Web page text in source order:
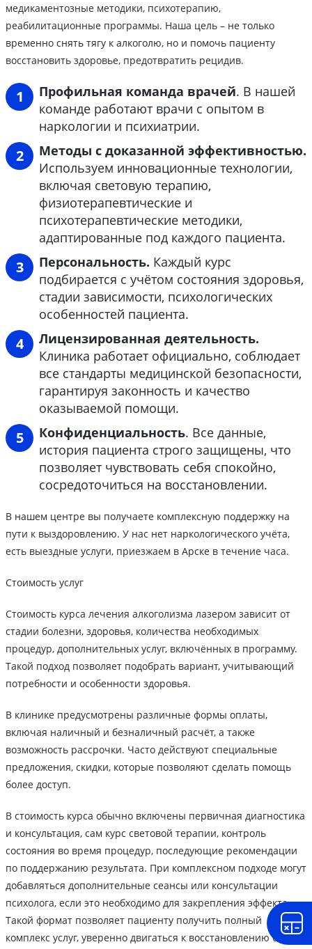
медикаментозные методики, психотерапию,
реабилитационные программы. Наша цель – не только
временно снять тягу к алкоголю, но и помочь пациенту
восстановить здоровье, предотвратить рецидив.
Профильная команда врачей. В нашей
команде работают врачи с опытом в
наркологии и психиатрии.
Методы с доказанной эффективностью.
Используем инновационные технологии,
включая световую терапию,
физиотерапевтические и
психотерапевтические методики,
адаптированные под каждого пациента.
Персональность. Каждый курс
подбирается с учётом состояния здоровья,
стадии зависимости, психологических
особенностей пациента.
Лицензированная деятельность.
Клиника работает официально, соблюдает
все стандарты медицинской безопасности,
гарантируя законность и качество
оказываемой помощи.
Конфиденциальность. Все данные,
история пациента строго защищены, что
позволяет чувствовать себя спокойно,
сосредоточиться на восстановлении.
В нашем центре вы получаете комплексную поддержку на
пути к выздоровлению. У нас нет наркологического учёта,
есть выездные услуги, приезжаем в Арске в течение часа.
Стоимость услуг
Стоимость курса лечения алкоголизма лазером зависит от
стадии болезни, здоровья, количества необходимых
процедур, дополнительных услуг, включённых в программу.
Такой подход позволяет подобрать вариант, учитывающий
потребности и особенности здоровья.
В клинике предусмотрены различные формы оплаты,
включая наличный и безналичный расчёт, а также
возможность рассрочки. Часто действуют специальные
предложения, скидки, которые позволяют сделать помощь
более доступ.
В стоимость курса обычно включены первичная диагностика
и консультация, сам курс световой терапии, контроль
состояния во время процедур, последующие рекомендации
по поддержанию результата. При комплексном подходе могут
добавляться дополнительные сеансы или консультации
психолога, если это необходимо для закрепления эффекта.
Такой формат позволяет пациенту получить полный
комплекс услуг, уверенно двигаться к восстановлению без